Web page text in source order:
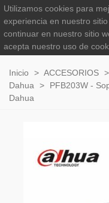
Inicio > ACCESORIOS >
Dahua
>
PFB203W -
Dahua
Utilizamos cookies para
experiencia en nuestro sitio
continuar en nuestro sitio
acepta nuestro uso de